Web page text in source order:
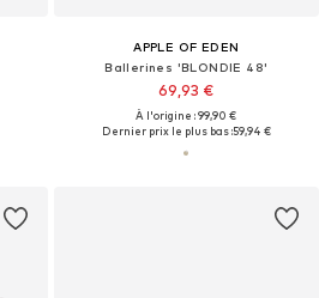
APPLE OF EDEN
Ballerines 'BLONDIE 48'
69,93 €
À l'origine : 99,90 €
Dernier prix le plus bas :59,94 €